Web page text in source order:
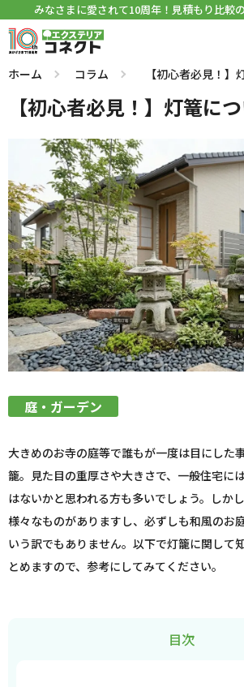
みなさまに愛されて10周年！見積もり比較
ホーム コラム 【初心者必見！】
【初心者必見！】灯篭に
庭・ガーデン
大きめのお寺の庭等で誰もが一度は目にした
籠。見た目の重厚さや大きさで、一般住宅に
はないかと思われる方も多いでしょう。しか
様々なものがありますし、必ずしも和風のお
いう訳でもありません。以下で灯籠に関して
とめますので、参考にしてみてください。
目次